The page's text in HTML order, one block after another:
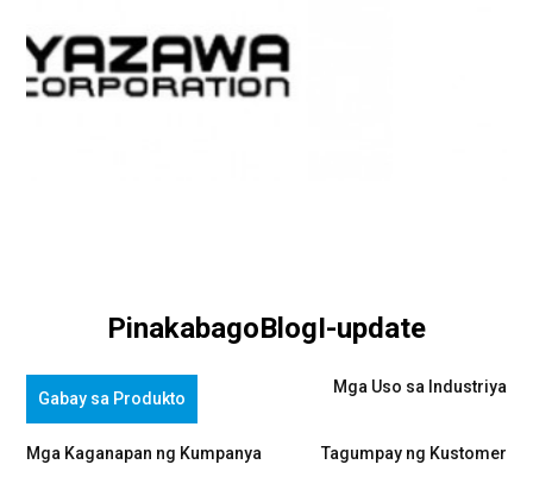
PinakabagoBlogI-update
Gabay sa Produkto
Mga Uso sa Industriya
Mga Kaganapan ng Kumpanya Tagumpay ng Kustomer